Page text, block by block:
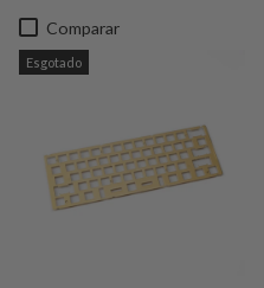
Comparar
Esgotado